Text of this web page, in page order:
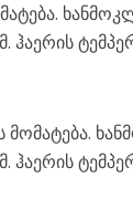
ჰაერის
ჰაერის